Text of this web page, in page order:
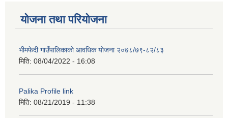
योजना तथा परियोजना
भीमफेदी गाउँपालिकाको आवधिक योजना २०७८/७९-८२/८३
मिति: 08/04/2022 - 16:08
Palika Profile link
मिति: 08/21/2019 - 11:38